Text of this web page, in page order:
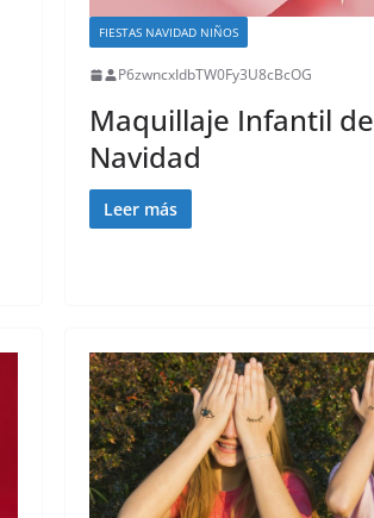
FIESTAS NAVIDAD NIÑOS
P6zwncxIdbTW0Fy3U8cBcOG
Maquillaje Infantil de
Navidad
Leer más